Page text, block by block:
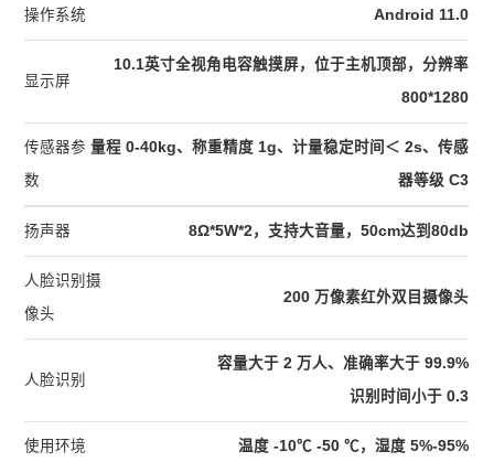
操作系统 Android 11.0
显示屏
10.1英寸全视角电容触摸屏，位于主机顶部，分辨率
800*1280
传感器参
数
量程 0-40kg、称重精度 1g、计量稳定时间＜ 2s、传感
器等级 C3
扬声器 8Ω*5W*2，支持大音量，50cm达到80db
人脸识别摄
像头
200 万像素红外双目摄像头
人脸识别
容量大于 2 万人、准确率大于 99.9%
识别时间小于 0.3
使用环境 温度 -10℃ -50 ℃，湿度 5%-95%